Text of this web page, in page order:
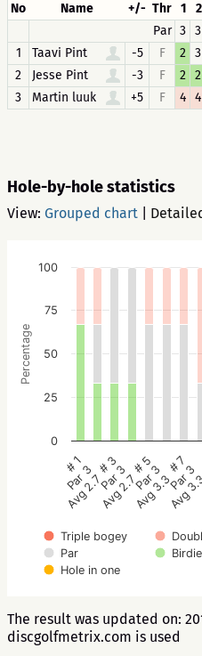
No Name +/- Thr 1 2
Par 3 3
1
Taavi Pint -5 F 2 3
2
Jesse Pint -3 F 2 2
3
Martin luuk +5 F 4 4
Hole-by-hole statistics
View: Grouped chart
Percentage
Triple bogey
Par
Birdie
Hole in one
# 1
Par 3
Avg 2.7
# 3
Par 3
Avg 2.7
# 5
Par 3
Avg 3.3
# 7
Par 3
Avg
0
25
50
75
100
The result was updated on:
discgolfmetrix.com is used